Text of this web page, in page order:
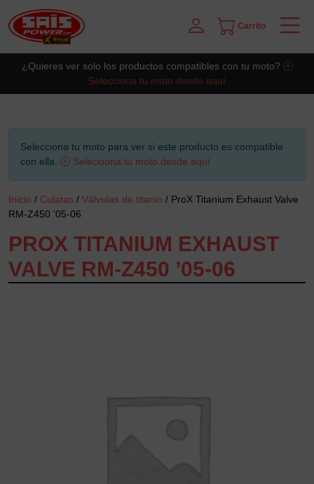
Carrito
¿Quieres ver solo los productos compatibles con tu moto?
Selecciona tu moto desde aquí
Selecciona tu moto para ver si este producto es compatible
con ella.
Selecciona tu moto desde aquí
Inicio / Culatas / Válvulas de titanio / ProX Titanium Exhaust Valve
RM-Z450 ’05-06
PROX TITANIUM EXHAUST
VALVE RM-Z450 ’05-06